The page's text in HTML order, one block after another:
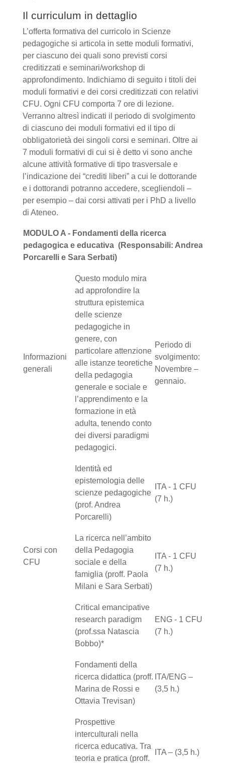
Il curriculum in dettaglio
L’offerta formativa del curricolo in Scienze
pedagogiche si articola in sette moduli formativi,
per ciascuno dei quali sono previsti corsi
creditizzati e seminari/workshop di
approfondimento. Indichiamo di seguito i titoli dei
moduli formativi e dei corsi creditizzati con relativi
CFU. Ogni CFU comporta 7 ore di lezione.
Verranno altresì indicati il periodo di svolgimento
di ciascuno dei moduli formativi ed il tipo di
obbligatorietà dei singoli corsi e seminari. Oltre ai
7 moduli formativi di cui si è detto vi sono anche
alcune attività formative di tipo trasversale e
l’indicazione dei “crediti liberi” a cui le dottorande
e i dottorandi potranno accedere, scegliendoli –
per esempio – dai corsi attivati per i PhD a livello
di Ateneo.
MODULO A - Fondamenti della ricerca
pedagogica e educativa (Responsabili: Andrea
Porcarelli e Sara Serbati)
Informazioni
generali
Questo modulo mira
ad approfondire la
struttura epistemica
delle scienze
pedagogiche in
genere, con
particolare attenzione
alle istanze teoretiche
della pedagogia
generale e sociale e
l’apprendimento e la
formazione in età
adulta, tenendo conto
dei diversi paradigmi
pedagogici.
Periodo di
svolgimento:
Novembre –
gennaio.
Corsi con
CFU
Identità ed
epistemologia delle
scienze pedagogiche
(prof. Andrea
Porcarelli)
ITA - 1 CFU
(7 h.)
La ricerca nell’ambito
della Pedagogia
sociale e della
famiglia (proff. Paola
Milani e Sara Serbati)
ITA - 1 CFU
(7 h.)
Critical emancipative
research paradigm
(prof.ssa Natascia
Bobbo)*
ENG - 1 CFU
(7 h.)
Fondamenti della
ricerca didattica (proff.
Marina de Rossi e
Ottavia Trevisan)
ITA/ENG –
(3,5 h.)
Prospettive
interculturali nella
ricerca educativa. Tra
teoria e pratica (proff.
ITA – (3,5 h.)